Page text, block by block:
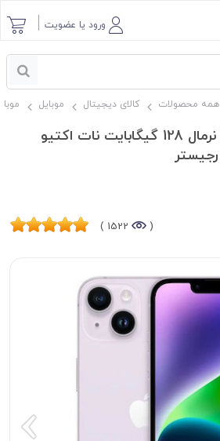
ورود یا عضویت
همه محصولات کالای دیجیتال موبایل
گوشی اپل آیفون 14 نرمال 128 گیگابایت نات اکتیو
(
1522 )